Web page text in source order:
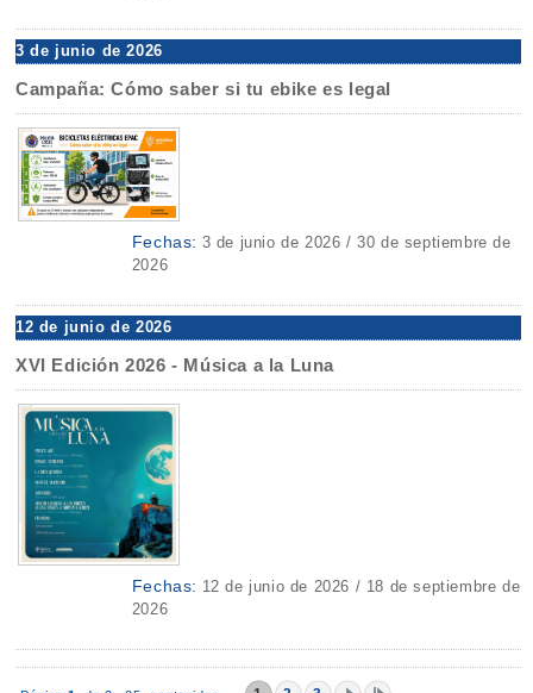
3 de junio de 2026
Campaña: Cómo saber si tu ebike es legal
Fechas: 3 de junio de 2026 / 30 de septiembre de
2026
12 de junio de 2026
XVI Edición 2026 - Música a la Luna
Fechas: 12 de junio de 2026 / 18 de septiembre de
2026